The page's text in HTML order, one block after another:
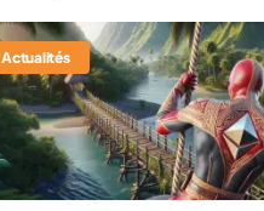
Actualités